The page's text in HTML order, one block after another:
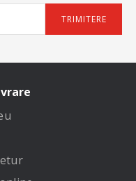
TRIMITERE